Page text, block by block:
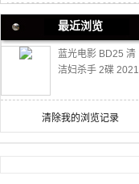
最近浏览
蓝光电影 BD25 清
洁妇杀手 2碟 2021
罪力作
清除我的浏览记录